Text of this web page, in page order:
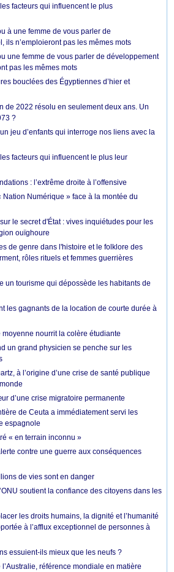
facteurs qui influencent le plus
à une femme de vous parler de
ils n’emploieront pas les mêmes mots
une femme de vous parler de développement
pas les mêmes mots
bouclées des Égyptiennes d’hier et
de 2022 résolu en seulement deux ans. Un
?
jeu d’enfants qui interroge nos liens avec la
facteurs qui influencent le plus leur
: l’extrême droite à l’offensive
Numérique » face à la montée du
le secret d'État : vives inquiétudes pour les
ouïghoure
de genre dans l'histoire et le folklore des
rôles rituels et femmes guerrières
un tourisme qui dépossède les habitants de
les gagnants de la location de courte durée à
nourrit la colère étudiante
un grand physicien se penche sur les
à l’origine d’une crise de santé publique
d’une crise migratoire permanente
de Ceuta a immédiatement servi les
espagnole
« en terrain inconnu »
contre une guerre aux conséquences
de vies sont en danger
soutient la confiance des citoyens dans les
les droits humains, la dignité et l’humanité
à l’afflux exceptionnel de personnes à
essuient-ils mieux que les neufs ?
référence mondiale en matière